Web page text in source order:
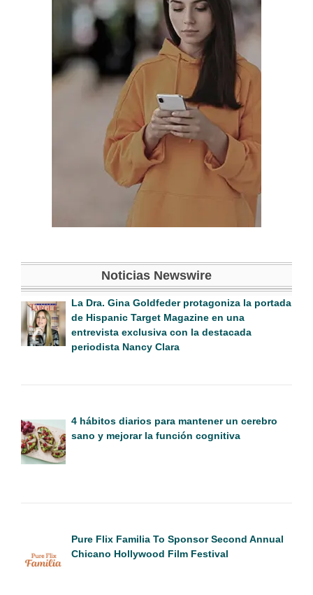
Noticias Newswire
La Dra. Gina Goldfeder protagoniza la portada
de Hispanic Target Magazine en una
entrevista exclusiva con la destacada
periodista Nancy Clara
4 hábitos diarios para mantener un cerebro
sano y mejorar la función cognitiva
Pure Flix Familia To Sponsor Second Annual
Chicano Hollywood Film Festival